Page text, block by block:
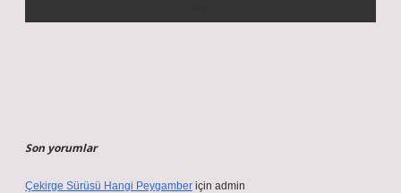
Son yorumlar
Çekirge Sürüsü Hangi Peygamber için admin